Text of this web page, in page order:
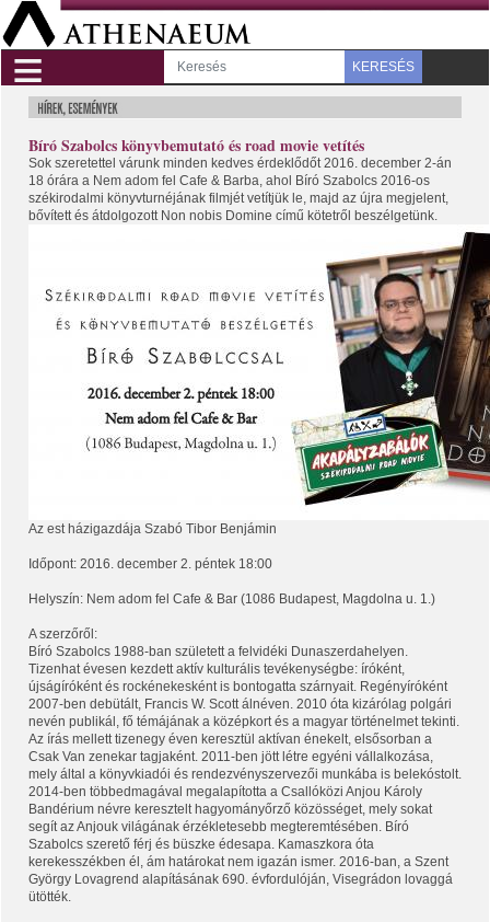
≡ KERESÉS
Bíró Szabolcs könyvbemutató és road movie vetítés
Sok szeretettel várunk minden kedves érdeklődőt 2016. december 2-án
18 órára a Nem adom fel Cafe & Barba, ahol Bíró Szabolcs 2016-os
székirodalmi könyvturnéjának filmjét vetítjük le, majd az újra megjelent,
bővített és átdolgozott Non nobis Domine című kötetről beszélgetünk.
Az est házigazdája Szabó Tibor Benjámin
Időpont: 2016. december 2. péntek 18:00
Helyszín: Nem adom fel Cafe & Bar (1086 Budapest, Magdolna u. 1.)
A szerzőről:
Bíró Szabolcs 1988-ban született a felvidéki Dunaszerdahelyen.
Tizenhat évesen kezdett aktív kulturális tevékenységbe: íróként,
újságíróként és rockénekesként is bontogatta szárnyait. Regényíróként
2007-ben debütált, Francis W. Scott álnéven. 2010 óta kizárólag polgári
nevén publikál, fő témájának a középkort és a magyar történelmet tekinti.
Az írás mellett tizenegy éven keresztül aktívan énekelt, elsősorban a
Csak Van zenekar tagjaként. 2011-ben jött létre egyéni vállalkozása,
mely által a könyvkiadói és rendezvényszervezői munkába is belekóstolt.
2014-ben többedmagával megalapította a Csallóközi Anjou Károly
Bandérium névre keresztelt hagyományőrző közösséget, mely sokat
segít az Anjouk világának érzékletesebb megteremtésében. Bíró
Szabolcs szerető férj és büszke édesapa. Kamaszkora óta
kerekesszékben él, ám határokat nem igazán ismer. 2016-ban, a Szent
György Lovagrend alapításának 690. évfordulóján, Visegrádon lovaggá
ütötték.